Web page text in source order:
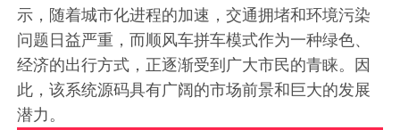
示，随着城市化进程的加速，交通拥堵和环境污染
问题日益严重，而顺风车拼车模式作为一种绿色、
经济的出行方式，正逐渐受到广大市民的青睐。因
此，该系统源码具有广阔的市场前景和巨大的发展
潜力。